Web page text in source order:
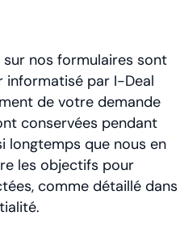
nos formulaires sont
informatisé par I-Deal
de votre demande
conservées pendant
longtemps que nous en
les objectifs pour
comme détaillé dans